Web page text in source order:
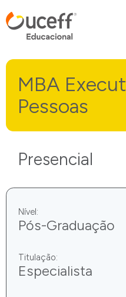
MBA
Pessoas
Presencial
Nível:
Pós-Graduação
Titulação:
Especialista